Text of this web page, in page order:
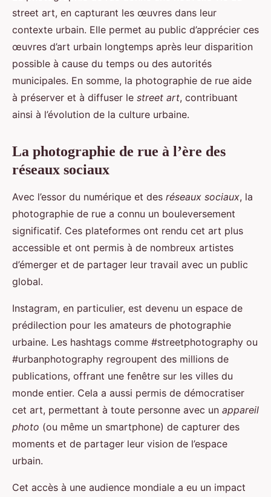
street art, en capturant les œuvres dans leur
contexte urbain. Elle permet au public d’apprécier ces
œuvres d’art urbain longtemps après leur disparition
possible à cause du temps ou des autorités
municipales. En somme, la photographie de rue aide
à préserver et à diffuser le street art, contribuant
ainsi à l’évolution de la culture urbaine.
La photographie de rue à l’ère des
réseaux sociaux
Avec l’essor du numérique et des réseaux sociaux, la
photographie de rue a connu un bouleversement
significatif. Ces plateformes ont rendu cet art plus
accessible et ont permis à de nombreux artistes
d’émerger et de partager leur travail avec un public
global.
Instagram, en particulier, est devenu un espace de
prédilection pour les amateurs de photographie
urbaine. Les hashtags comme #streetphotography ou
#urbanphotography regroupent des millions de
publications, offrant une fenêtre sur les villes du
monde entier. Cela a aussi permis de démocratiser
cet art, permettant à toute personne avec un appareil
photo (ou même un smartphone) de capturer des
moments et de partager leur vision de l’espace
urbain.
Cet accès à une audience mondiale a eu un impact